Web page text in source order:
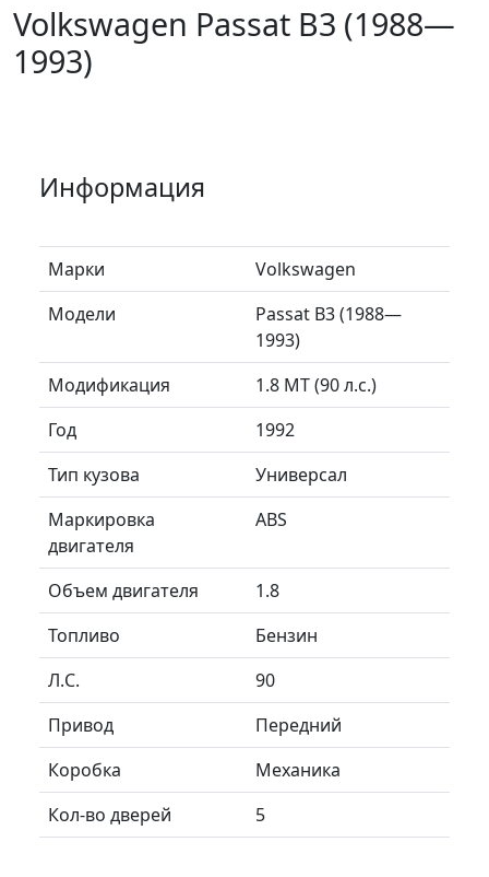
Volkswagen Passat B3 (1988—
1993)
Информация
Марки
Volkswagen
Модели
Passat B3 (1988—
1993)
Модификация
1.8 MT (90 л.с.)
Год
1992
Тип кузова
Универсал
Маркировка
двигателя
ABS
Объем двигателя
1.8
Топливо
Бензин
Л.C.
90
Привод
Передний
Коробка
Механика
Кол-во дверей
5